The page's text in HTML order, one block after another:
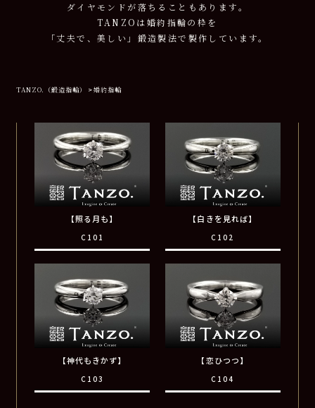
ダイヤモンドが落ちることもあります。
TANZOは婚約指輪の枠を
「丈夫で、美しい」鍛造製法で製作しています。
TANZO.（鍛造指輪） 婚約指輪
【照る月も】
C101
【白きを見れば】
C102
【神代もきかず】
C103
【恋ひつつ】
C104